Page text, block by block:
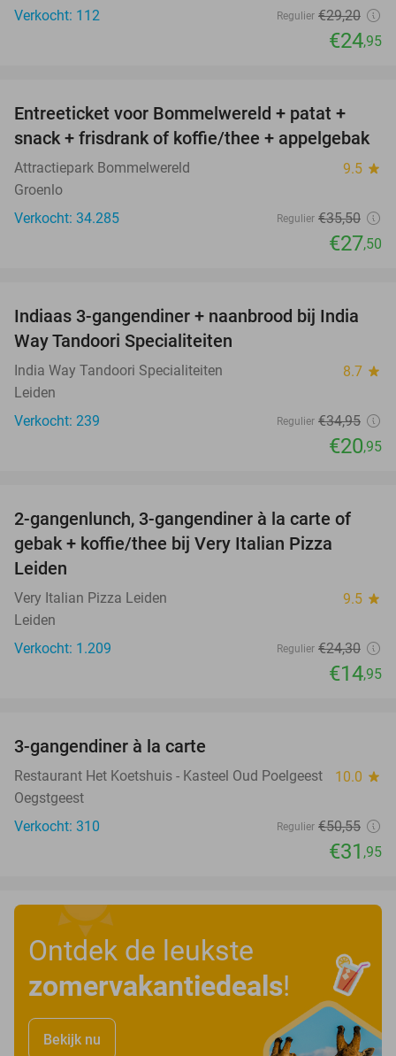
Verkocht: 112 Regulier €29,20
€24,95
23%
Entreeticket voor Bommelwereld + patat +
snack + frisdrank of koffie/thee + appelgebak
Attractiepark Bommelwereld 9.5 star
Groenlo
Verkocht: 34.285
Regulier €35,50
€27,50
40%
Indiaas 3-gangendiner + naanbrood bij India
Way Tandoori Specialiteiten
India Way Tandoori Specialiteiten 8.7 star
Leiden
Verkocht: 239
Regulier €34,95
€20,95
38%
2-gangenlunch, 3-gangendiner à la carte of
gebak + koffie/thee bij Very Italian Pizza
Leiden
Very Italian Pizza Leiden 9.5 star
Leiden
Verkocht: 1.209
Regulier €24,30
€14,95
3-gangendiner à la carte
Restaurant Het Koetshuis - Kasteel Oud Poelgeest 10.0 star
Oegstgeest
Verkocht: 310
Regulier €50,55
€31 ,95
Ontdek de leukste
zomervakantiedeals!
Bekijk nu